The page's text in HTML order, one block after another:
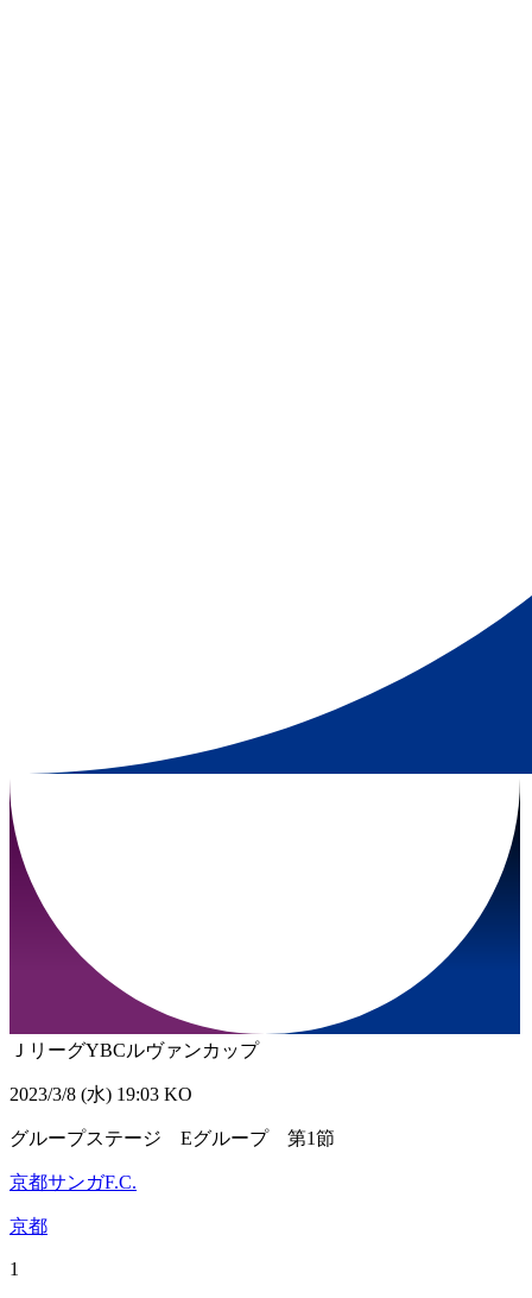
ＪリーグYBCルヴァンカップ
2023/3/8 (水) 19:03 KO
グループステージ Eグループ 第1節
京都サンガF.C.
京都
1